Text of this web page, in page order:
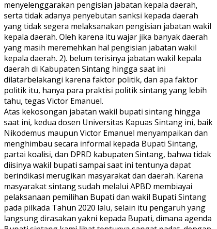
menyelenggarakan pengisian jabatan kepala daerah,
serta tidak adanya penyebutan sanksi kepada daerah
yang tidak segera melaksanakan pengisian jabatan wakil
kepala daerah. Oleh karena itu wajar jika banyak daerah
yang masih meremehkan hal pengisian jabatan wakil
kepala daerah. 2). belum terisinya jabatan wakil kepala
daerah di Kabupaten Sintang hingga saat ini
dilatarbelakangi karena faktor politik, dan apa faktor
politik itu, hanya para praktisi politik sintang yang lebih
tahu, tegas Victor Emanuel.
Atas kekosongan jabatan wakil bupati sintang hingga
saat ini, kedua dosen Universitas Kapuas Sintang ini, baik
Nikodemus maupun Victor Emanuel menyampaikan dan
menghimbau secara informal kepada Bupati Sintang,
partai koalisi, dan DPRD kabupaten Sintang, bahwa tidak
diisinya wakil bupati sampai saat ini tentunya dapat
berindikasi merugikan masyarakat dan daerah. Karena
masyarakat sintang sudah melalui APBD membiayai
pelaksanaan pemilihan Bupati dan wakil Bupati Sintang
pada pilkada Tahun 2020 lalu, selain itu pengaruh yang
langsung dirasakan yakni kepada Bupati, dimana agenda